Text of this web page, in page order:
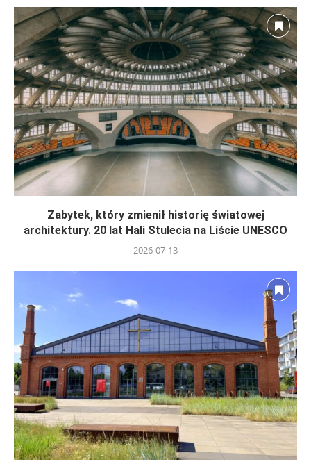
Zabytek, który zmienił historię światowej
architektury. 20 lat Hali Stulecia na Liście UNESCO
2026-07-13